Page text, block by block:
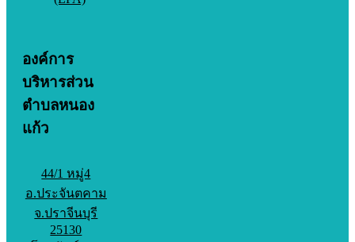
องค์การ
บริหารส่วน
ตำบลหนอง
แก้ว
44/1 หมู่4
อ.ประจันตคาม
จ.ปราจีนบุรี
25130